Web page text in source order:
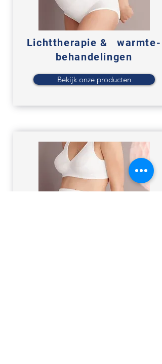
Lichttherapie &
warmte-
behandelingen
Bekijk onze producten